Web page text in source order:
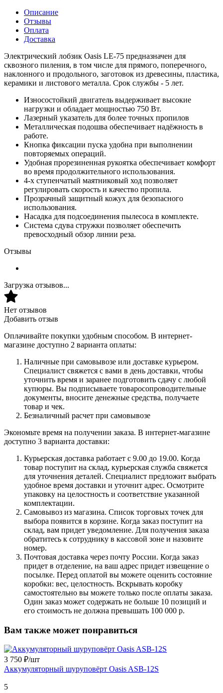
Описание
Отзывы
Оплата
Доставка
Электрический лобзик Oasis LE-75 предназначен для
сквозного пиления, в том числе для прямого, поперечного,
наклонного и продольного, заготовок из древесины, пластика,
керамики и листового металла. Срок службы - 5 лет.
Износостойкий двигатель выдерживает высокие
нагрузки и обладает мощностью 750 Вт.
Лазерный указатель для более точных пропилов
Металлическая подошва обеспечивает надёжность в
работе.
Кнопка фиксации пуска удобна при выполнении
повторяемых операций.
Удобная прорезиненная рукоятка обеспечивает комфорт
во время продолжительного использования.
4-х ступенчатый маятниковый ход позволяет
регулировать скорость и качество пропила.
Прозрачный защитный кожух для безопасного
использования.
Насадка для подсоединения пылесоса в комплекте.
Система сдува стружки позволяет обеспечить
превосходный обзор линии реза.
Отзывы
Загрузка отзывов...
Нет отзывов
Добавить отзыв
Оплачивайте покупки удобным способом. В интернет-
магазине доступно 2 варианта оплаты:
Наличные при самовывозе или доставке курьером.
Специалист свяжется с вами в день доставки, чтобы
уточнить время и заранее подготовить сдачу с любой
купюры. Вы подписываете товаросопроводительные
документы, вносите денежные средства, получаете
товар и чек.
Безналичный расчет при самовывозе
Экономьте время на получении заказа. В интернет-магазине
доступно 3 варианта доставки:
Курьерская доставка работает с 9.00 до 19.00. Когда
товар поступит на склад, курьерская служба свяжется
для уточнения деталей. Специалист предложит выбрать
удобное время доставки и уточнит адрес. Осмотрите
упаковку на целостность и соответствие указанной
комплектации.
Самовывоз из магазина. Список торговых точек для
выбора появится в корзине. Когда заказ поступит на
склад, вам придет уведомление. Для получения заказа
обратитесь к сотруднику в кассовой зоне и назовите
номер.
Почтовая доставка через почту России. Когда заказ
придет в отделение, на ваш адрес придет извещение о
посылке. Перед оплатой вы можете оценить состояние
коробки: вес, целостность. Вскрывать коробку
самостоятельно вы можете только после оплаты заказа.
Один заказ может содержать не больше 10 позиций и
его стоимость не должна превышать 100 000 р.
Вам также может понравиться
3 750 ₽/шт
Аккумуляторный шуруповёрт Oasis ASB-12S
5